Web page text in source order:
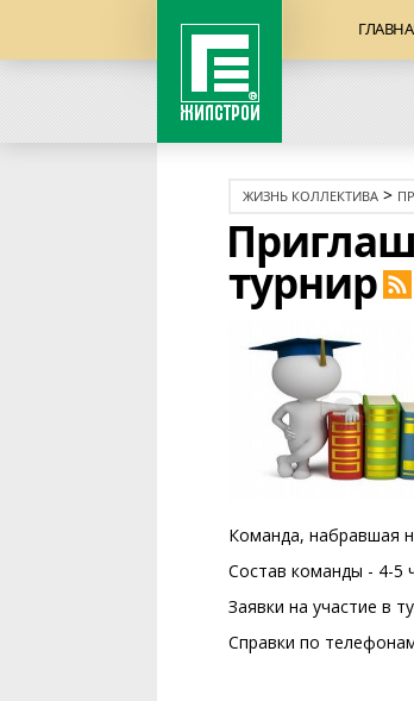
ЖИЗНЬ КОЛЛЕКТИВА >
турнир
Команда, набравшая
Состав команды - 4-5
Заявки на участие в
Справки по